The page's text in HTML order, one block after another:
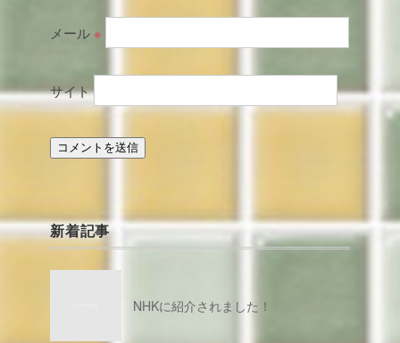
メール ※
サイト
新着記事
NHKに紹介されました！